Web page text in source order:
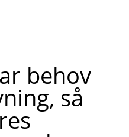
behov
så